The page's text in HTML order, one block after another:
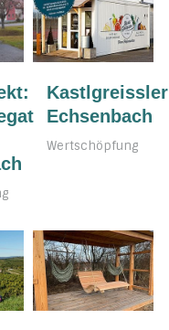
Kastlgreissler
Echsenbach
Wertschöpfung